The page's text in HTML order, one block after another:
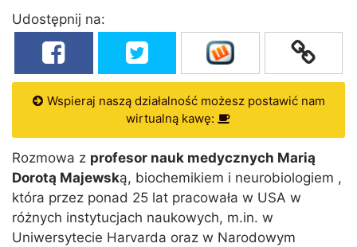
Udostępnij na:
Wspieraj naszą działalność możesz postawić nam
wirtualną kawę:
Rozmowa z profesor nauk medycznych Marią
Dorotą Majewską, biochemikiem i neurobiologiem ,
która przez ponad 25 lat pracowała w USA w
różnych instytucjach naukowych, m.in. w
Uniwersytecie Harvarda oraz w Narodowym